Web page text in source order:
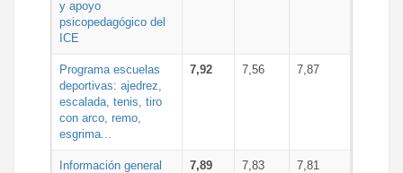
y apoyo
psicopedagógico del
ICE
Programa escuelas
deportivas: ajedrez,
escalada, tenis, tiro
con arco, remo,
esgrima...
7,92 7,56 7,87
Información general
7,89 7,83 7,81